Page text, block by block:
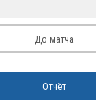
До матча
Отчёт